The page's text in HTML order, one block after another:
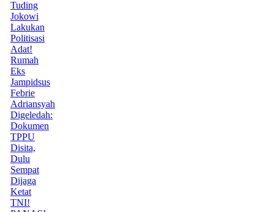
Tuding
Jokowi
Lakukan
Politisasi
Adat!
Rumah
Eks
Jampidsus
Febrie
Adriansyah
Digeledah:
Dokumen
TPPU
Disita,
Dulu
Sempat
Dijaga
Ketat
TNI!